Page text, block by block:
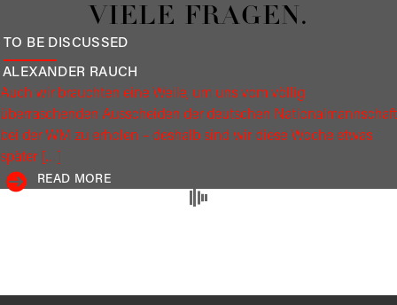
VIELE FRAGEN.
ALEXANDER RAUCH
TO BE DISCUSSED
Auch wir brauchten eine Weile, um uns vom völlig
überraschenden Ausscheiden der deutschen Nationalmannschaft
bei der WM zu erholen – deshalb sind wir diese Woche etwas
später […]
READ MORE
ADOLF HITLER UND